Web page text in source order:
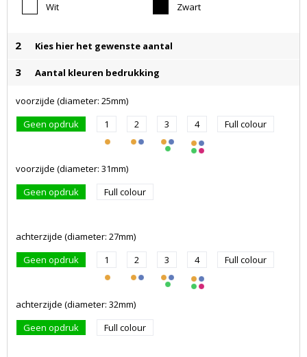
Wit Zwart
2 Kies hier het gewenste aantal
3 Aantal kleuren bedrukking
voorzijde (diameter: 25mm)
Geen opdruk
1 2 3 4 Full colour
voorzijde (diameter: 31mm)
Geen opdruk
Full colour
achterzijde (diameter: 27mm)
Geen opdruk
1 2 3 4 Full colour
achterzijde (diameter: 32mm)
Geen opdruk
Full colour